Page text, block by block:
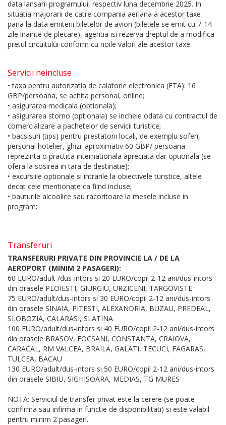
data lansarii programului, respectiv luna decembrie 2025. In
situatia majorarii de catre compania aeriana a acestor taxe
pana la data emiterii biletelor de avion (biletele se emit cu 7-14
zile inainte de plecare), agentia isi rezerva dreptul de a modifica
pretul circuitului conform cu noile valori ale acestor taxe.
Servicii neincluse
• taxa pentru autorizatia de calatorie electronica (ETA): 16
GBP/persoana, se achita personal, online;
• asigurarea medicala (optionala);
• asigurarea storno (optionala) se incheie odata cu contractul de
comercializare a pachetelor de servicii turistice;
• bacsisuri (tips) pentru prestatorii locali, de exemplu soferi,
personal hotelier, ghizi: aproximativ 60 GBP/ persoana –
reprezinta o practica internationala apreciata dar optionala (se
ofera la sosirea in tara de destinatie);
• excursiile optionale si intrarile la obiectivele turistice, altele
decat cele mentionate ca fiind incluse;
• bauturile alcoolice sau racoritoare la mesele incluse in
program;
Transferuri
TRANSFERURI PRIVATE DIN PROVINCIE LA / DE LA
AEROPORT (MINIM 2 PASAGERI):
60 EURO/adult /dus-intors si 20 EURO/copil 2-12 ani/dus-intors
din orasele PLOIESTI, GIURGIU, URZICENI, TARGOVISTE
75 EURO/adult/dus-intors si 30 EURO/copil 2-12 ani/dus-intors
din orasele SINAIA, PITESTI, ALEXANDRIA, BUZAU, PREDEAL,
SLOBOZIA, CALARASI, SLATINA
100 EURO/adult/dus-intors si 40 EURO/copil 2-12 ani/dus-intors
din orasele BRASOV, FOCSANI, CONSTANTA, CRAIOVA,
CARACAL, RM VALCEA, BRAILA, GALATI, TECUCI, FAGARAS,
TULCEA, BACAU
130 EURO/adult/dus-intors si 50 EURO/copil 2-12 ani/dus-intors
din orasele SIBIU, SIGHISOARA, MEDIAS, TG MURES
NOTA: Serviciul de transfer privat este la cerere (se poate
confirma sau infirma in functie de disponibilitati) si este valabil
pentru minim 2 pasageri.